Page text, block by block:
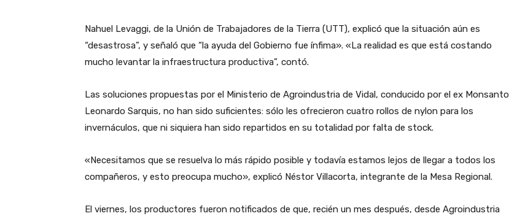
Nahuel Levaggi, de la Unión de Trabajadores de la Tierra (UTT), explicó que la situación aún es
“desastrosa”, y señaló que “la ayuda del Gobierno fue ínfima». «La realidad es que está costando
mucho levantar la infraestructura productiva”, contó.
Las soluciones propuestas por el Ministerio de Agroindustria de Vidal, conducido por el ex Monsanto
Leonardo Sarquis, no han sido suficientes: sólo les ofrecieron cuatro rollos de nylon para los
invernáculos, que ni siquiera han sido repartidos en su totalidad por falta de stock.
«Necesitamos que se resuelva lo más rápido posible y todavía estamos lejos de llegar a todos los
compañeros, y esto preocupa mucho», explicó Néstor Villacorta, integrante de la Mesa Regional.
El viernes, los productores fueron notificados de que, recién un mes después, desde Agroindustria